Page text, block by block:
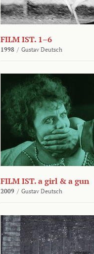
FILM IST. 1–6
1998 / Gustav Deutsch
FILM IST. a girl & a gun
2009 / Gustav Deutsch